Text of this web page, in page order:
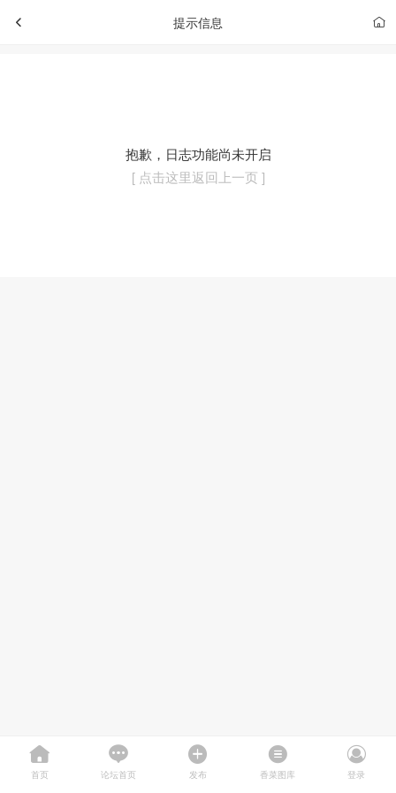
提示信息
抱歉，日志功能尚未开启
[ 点击这里返回上一页 ]
首页 论坛首页 发布 香菜图库 登录